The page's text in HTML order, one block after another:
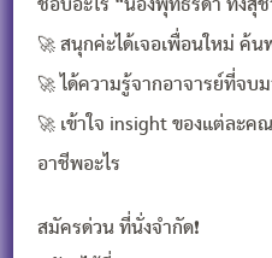
ชอบอะไร “น้องพุทธรดา ทังสุช
🚀 สนุกค่ะได้เจอเพื่อนใหม่ ค้
🚀 ได้ความรู้จากอาจารย์ที่จบ
🚀 เข้าใจ insight ของแต่ละค
อาชีพอะไร
สมัครด่วน ที่นั่งจำกัด❗️